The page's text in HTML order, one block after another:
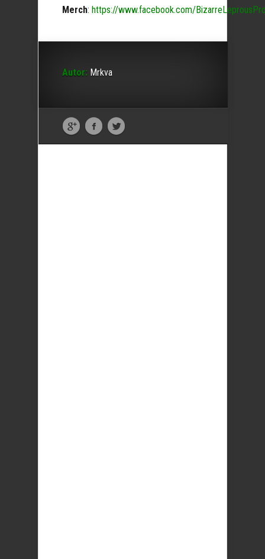
Merch: https://www.facebook.com/
Autor: Mrkva